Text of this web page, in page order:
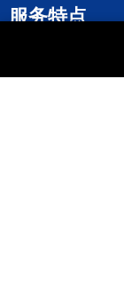
服务特点
FedEx国际快递